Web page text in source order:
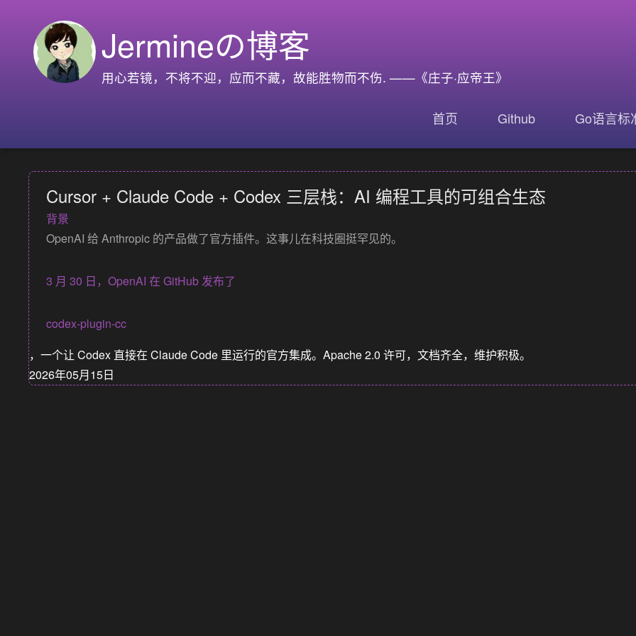
Jermineの博客
用心若镜，不将不迎，应而不藏，故能胜物而不伤. ——《庄子·应帝王》
首页 Github Go语言标
Cursor + Claude Code + Codex 三层栈：AI 编程工具的可组合生态
背景
OpenAI 给 Anthropic 的产品做了官方插件。这事儿在科技圈挺罕见的。
3 月 30 日，OpenAI 在 GitHub 发布了
codex-plugin-cc
，一个让 Codex 直接在 Claude Code 里运行的官方集成。Apache 2.0 许可，文档齐全，维护积极。
2026年05月15日